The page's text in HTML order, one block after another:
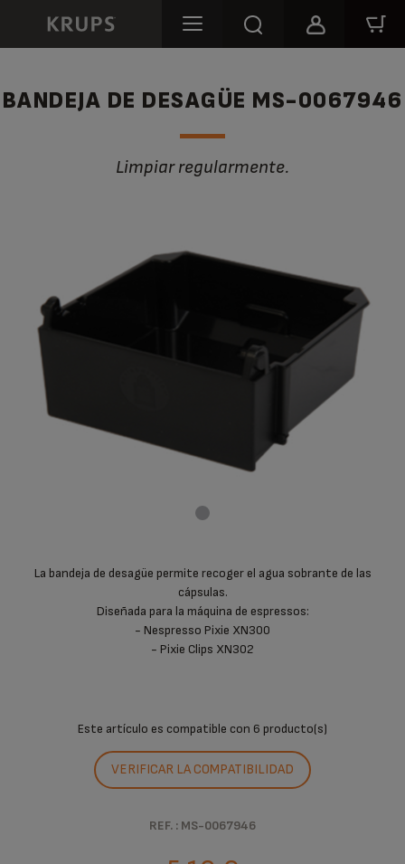
BANDEJA DE DESAGÜE MS-0067946
Limpiar regularmente.
La bandeja de desagüe permite recoger el agua sobrante de las
cápsulas.
Diseñada para la máquina de espressos:
- Nespresso Pixie XN300
- Pixie Clips XN302
Este artículo es compatible con 6 producto(s)
VERIFICAR LA COMPATIBILIDAD
REF. : MS-0067946